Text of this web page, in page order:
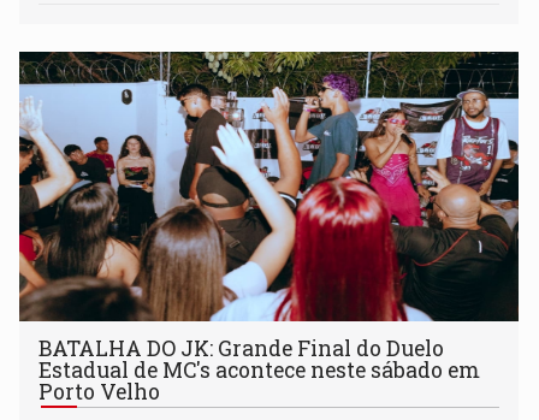
BATALHA DO JK: Grande Final do Duelo
Estadual de MC's acontece neste sábado em
Porto Velho